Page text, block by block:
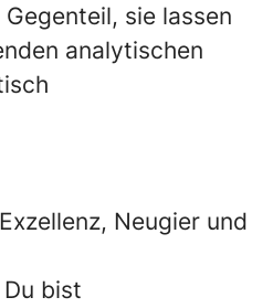
sie lassen
analytischen
Neugier und
bist